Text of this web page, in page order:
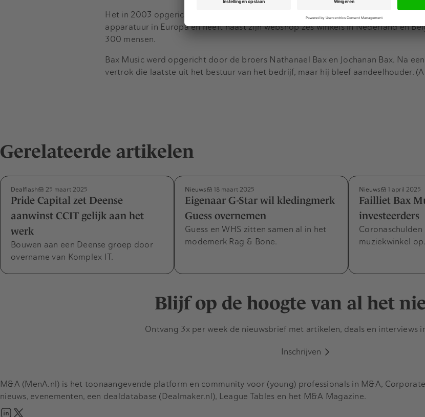
Het in 2003 opgerichte Bax Music is een van de grootste onlineverkopers van
apparatuur in Europa en heeft naast zijn webshop zes winkels in Nederland en
300 mensen.
Bax Music werd opgericht door de broers Nathanael Bax en Jochanan Bax. Na
vertrok die laatste uit het bestuur van het bedrijf, maar hij bleef aandeelhouder.
Gerelateerde artikelen
Dealflash 25 maart 2025
Pride Capital zet Deense
aanwinst CCIT gelijk aan het
werk
Bouwen aan een Deense groep door
overname van Komplex IT.
Nieuws 18 maart 2025
Eigenaar G-Star wil kledingmerk
Guess overnemen
Guess en WHS zitten samen al in het
modemerk Rag & Bone.
Nieuws 1 april 2025
Failliet Bax
investeerders
muziekwinkel op.
Blijf op de hoogte van al het
Ontvang 3x per week de nieuwsbrief met artikelen, deals en interviews
Inschrijven
M&A (MenA.nl) is het toonaangevende platform en community voor (young) professionals in M&A,
nieuws, evenementen, een dealdatabase (Dealmaker.nl), League Tables en het M&A Magazine.